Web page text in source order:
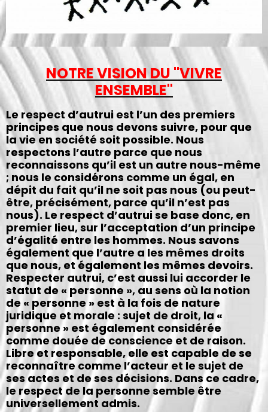
NOTRE VISION DU "VIVRE
ENSEMBLE"
Le respect d’autrui est l’un des premiers
principes que nous devons suivre, pour que
la vie en société soit possible. Nous
respectons l’autre parce que nous
reconnaissons qu’il est un autre nous-même
; nous le considérons comme un égal, en
dépit du fait qu’il ne soit pas nous (ou peut-
être, précisément, parce qu’il n’est pas
nous). Le respect d’autrui se base donc, en
premier lieu, sur l’acceptation d’un principe
d’égalité entre les hommes. Nous savons
également que l’autre a les mêmes droits
que nous, et également les mêmes devoirs.
Respecter autrui, c’est aussi lui accorder le
statut de « personne », au sens où la notion
de « personne » est à la fois de nature
juridique et morale : sujet de droit, la «
personne » est également considérée
comme douée de conscience et de raison.
Libre et responsable, elle est capable de se
reconnaître comme l’acteur et le sujet de
ses actes et de ses décisions. Dans ce cadre,
le respect de la personne semble être
universellement admis.